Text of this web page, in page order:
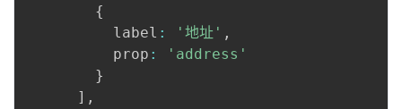
{
          label
: '地址' ,
          prop
:
'address'
}
] ,